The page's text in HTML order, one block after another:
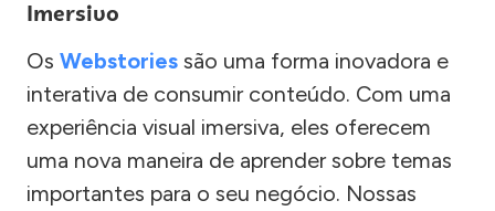
Imersivo
Os Webstories são uma forma inovadora e
interativa de consumir conteúdo. Com uma
experiência visual imersiva, eles oferecem
uma nova maneira de aprender sobre temas
importantes para o seu negócio. Nossas